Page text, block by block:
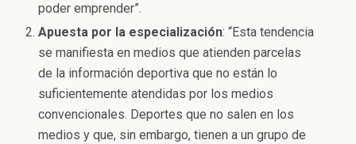
poder emprender”.
Apuesta por la especialización: “Esta tendencia
se manifiesta en medios que atienden parcelas
de la información deportiva que no están lo
suficientemente atendidas por los medios
convencionales. Deportes que no salen en los
medios y que, sin embargo, tienen a un grupo de